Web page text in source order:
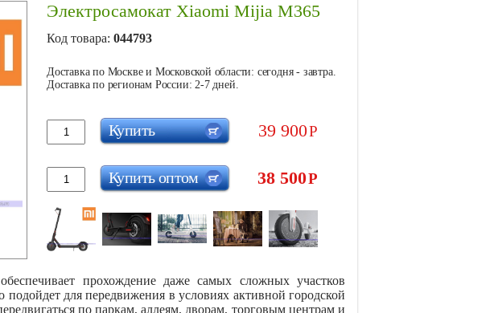
Электросамокат Xiaomi Mijia M365
Код товара: 044793
Доставка по Москве и Московской области: сегодня - завтра.
Доставка по регионам России: 2-7 дней.
39 900Р
Купить
38 500Р
Купить оптом
прохождение даже самых сложных участков
для передвижения в условиях активной городской
по паркам, аллеям, дворам, торговым центрам и